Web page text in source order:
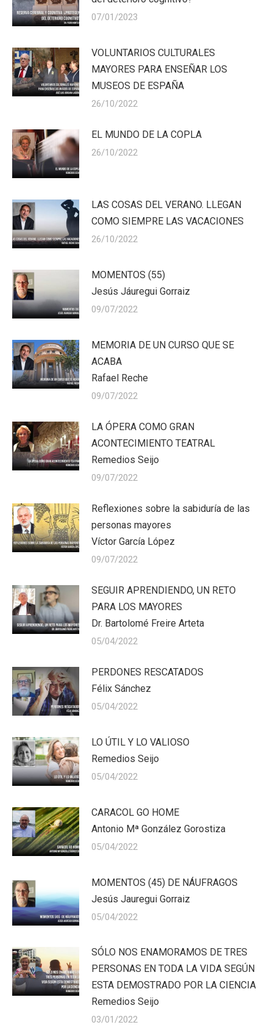
07/01/2023
VOLUNTARIOS CULTURALES
MAYORES PARA ENSEÑAR LOS
MUSEOS DE ESPAÑA
26/10/2022
EL MUNDO DE LA COPLA
26/10/2022
LAS COSAS DEL VERANO. LLEGAN
COMO SIEMPRE LAS VACACIONES
26/10/2022
MOMENTOS (55)
Jesús Jáuregui Gorraiz
09/07/2022
MEMORIA DE UN CURSO QUE SE
ACABA
Rafael Reche
09/07/2022
LA ÓPERA COMO GRAN
ACONTECIMIENTO TEATRAL
Remedios Seijo
09/07/2022
Reflexiones sobre la sabiduría de las
personas mayores
Víctor García López
09/07/2022
SEGUIR APRENDIENDO, UN RETO
PARA LOS MAYORES
Dr. Bartolomé Freire Arteta
05/04/2022
PERDONES RESCATADOS
Félix Sánchez
05/04/2022
LO ÚTIL Y LO VALIOSO
Remedios Seijo
05/04/2022
CARACOL GO HOME
Antonio Mª González Gorostiza
05/04/2022
MOMENTOS (45) DE NÁUFRAGOS
Jesús Jauregui Gorraiz
05/04/2022
SÓLO NOS ENAMORAMOS DE TRES
PERSONAS EN TODA LA VIDA SEGÚN
ESTA DEMOSTRADO POR LA CIENCIA
Remedios Seijo
03/01/2022